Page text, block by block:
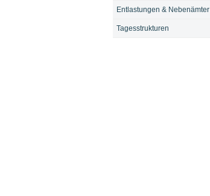
Entlastungen & Nebenämter
Tagesstrukturen